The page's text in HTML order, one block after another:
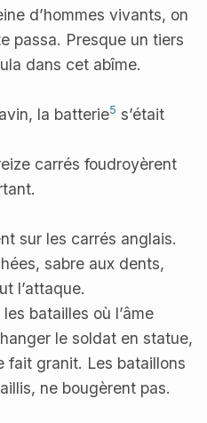
d’hommes vivants, on
passa. Presque un tiers
dans cet abîme.
la batterie5 s’était
carrés foudroyèrent
sur les carrés anglais.
sabre aux dents,
l’attaque.
batailles où l’âme
le soldat en statue,
fait granit. Les bataillons
ne bougèrent pas.